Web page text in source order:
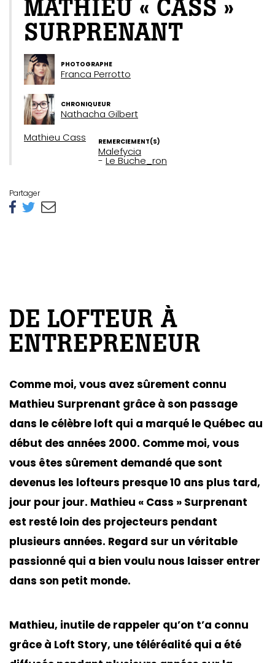
MATHIEU « CASS »
SURPRENANT
PHOTOGRAPHE
Franca Perrotto
CHRONIQUEUR
Nathacha Gilbert
Mathieu Cass
REMERCIEMENT(S)
Malefycia
Le Buche_ron
Partager
DE LOFTEUR À
ENTREPRENEUR
Comme moi, vous avez sûrement connu
Mathieu Surprenant grâce à son passage
dans le célèbre loft qui a marqué le Québec au
début des années 2000. Comme moi, vous
vous êtes sûrement demandé que sont
devenus les lofteurs presque 10 ans plus tard,
jour pour jour. Mathieu « Cass » Surprenant
est resté loin des projecteurs pendant
plusieurs années. Regard sur un véritable
passionné qui a bien voulu nous laisser entrer
dans son petit monde.
Mathieu, inutile de rappeler qu’on t’a connu
grâce à Loft Story, une téléréalité qui a été